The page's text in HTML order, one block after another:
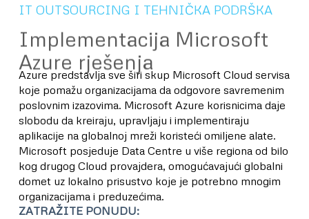
IT OUTSOURCING I TEHNIČKA PODRŠKA
Implementacija Microsoft
Azure rješenja
Azure predstavlja sve širi skup Microsoft Cloud servisa
koje pomažu organizacijama da odgovore savremenim
poslovnim izazovima. Microsoft Azure korisnicima daje
slobodu da kreiraju, upravljaju i implementiraju
aplikacije na globalnoj mreži koristeći omiljene alate.
Microsoft posjeduje Data Centre u više regiona od bilo
kog drugog Cloud provajdera, omogućavajući globalni
domet uz lokalno prisustvo koje je potrebno mnogim
organizacijama i preduzećima.
ZATRAŽITE PONUDU: